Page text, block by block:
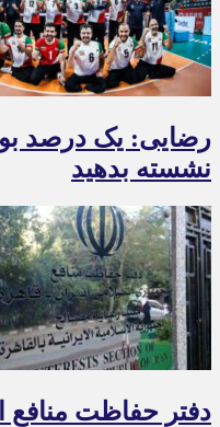
رضایی: یک درصد
نشسته بدهید
دفتر حفاظت منافع